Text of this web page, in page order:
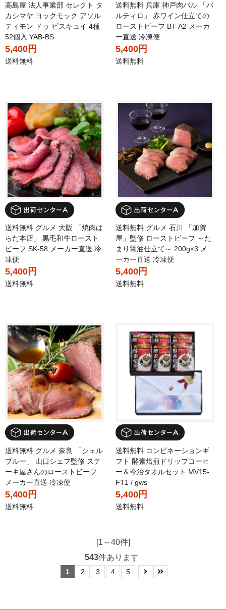
高島屋 法人事業部 セレクト タ
カシマヤ ヨックモック アソル
ティモン ドゥ ビスキュイ 4種
52個入 YAB-BS
5,400円
送料無料
送料無料 兵庫 神戸肉バル 「バ
ルティロ」 赤ワイン仕立ての
ローストビーフ BT-A2 メーカ
ー直送 冷凍便
5,400円
送料無料
送料無料 グルメ 大阪 「焼肉は
らだ本店」 黒毛和牛ロースト
ビーフ SK-58 メーカー直送 冷
凍便
5,400円
送料無料
送料無料 グルメ 石川 「加賀
屋」監修 ローストビーフ ～た
まり醤油仕立て～ 200g×3 メ
ーカー直送 冷凍便
5,400円
送料無料
送料無料 グルメ 奈良 「シェル
ブルー」 山口シェフ監修 ステ
ーキ屋さんのローストビーフ
メーカー直送 冷凍便
5,400円
送料無料
送料無料 コンビネーションギ
フト 酵素焙煎ドリップコーヒ
ー＆今治タオルセット MV15-
FT1 / gws
5,400円
送料無料
[1～40件]
543件あります
1 2 3 4 5